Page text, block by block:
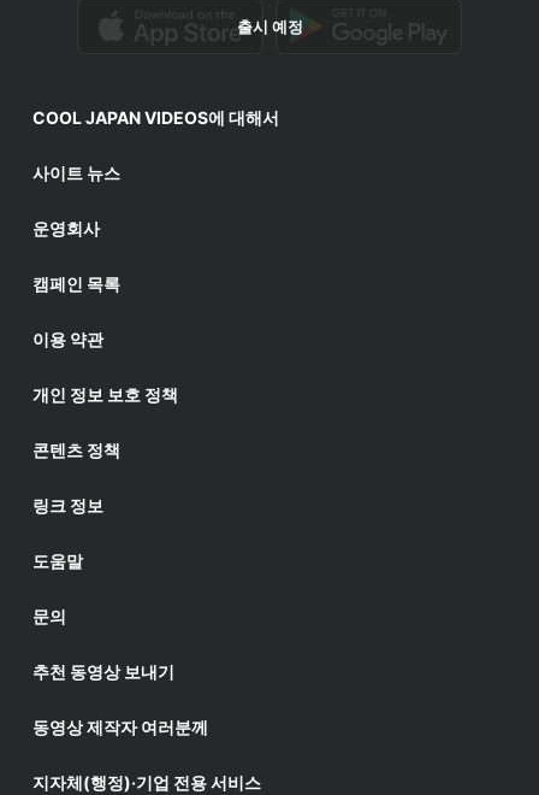
출시 예정
COOL JAPAN VIDEOS에 대해서
사이트 뉴스
운영회사
캠페인 목록
이용 약관
개인 정보 보호 정책
콘텐츠 정책
링크 정보
도움말
문의
추천 동영상 보내기
동영상 제작자 여러분께
지자체(행정)·기업 전용 서비스